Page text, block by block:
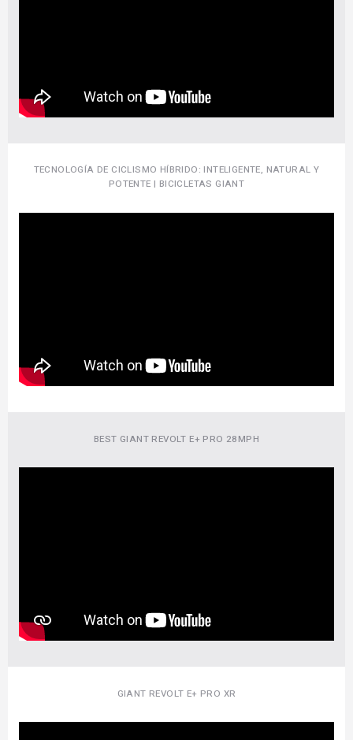
TECNOLOGÍA DE CICLISMO HÍBRIDO: INTELIGENTE, NATURAL Y
POTENTE | BICICLETAS GIANT
BEST GIANT REVOLT E+ PRO 28MPH
GIANT REVOLT E+ PRO XR